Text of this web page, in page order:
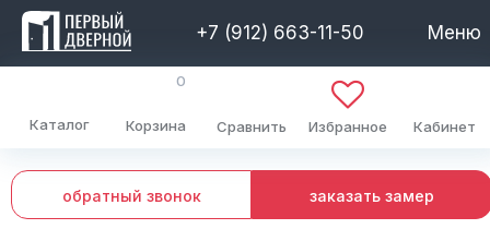
+7 (912) 663-11-50 Меню
Каталог
0
Корзина Сравнить Избранное Кабинет
обратный звонок заказать замер